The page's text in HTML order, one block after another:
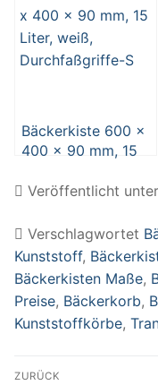
Bäckerkiste 600 x
400 x 90 mm, 15
Durchfaßgriffe
Veröffentlicht unter
Verschlagwortet
Kunststoff,
Bäckerkisten Maße,
Preise, Bäckerkorb,
Kunststoffkörbe,
ZURÜCK